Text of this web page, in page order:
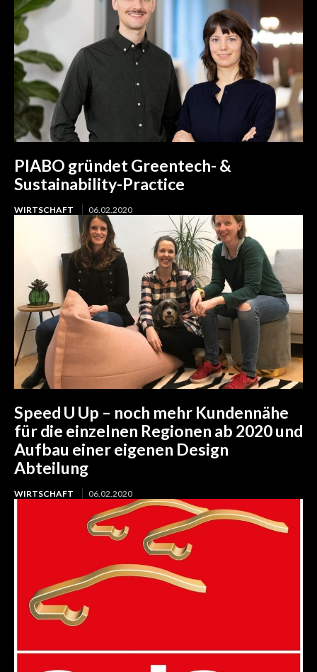
PIABO gründet Greentech- &
Sustainability-Practice
WIRTSCHAFT 06.02.2020
Speed U Up – noch mehr Kundennähe
für die einzelnen Regionen ab 2020 und
Aufbau einer eigenen Design
Abteilung
WIRTSCHAFT 06.02.2020